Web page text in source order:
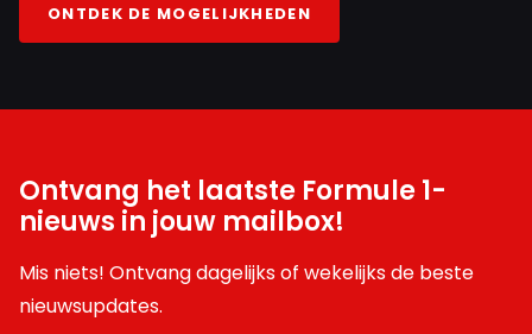
ONTDEK DE MOGELIJKHEDEN
Ontvang het laatste Formule 1-
nieuws in jouw mailbox!
Mis niets! Ontvang dagelijks of wekelijks de beste
nieuwsupdates.